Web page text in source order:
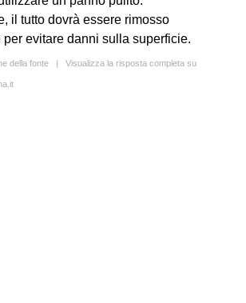
il tutto dovrà essere rimosso
evitare danni sulla superficie.
della fonte | Visualizza la risposta completa su